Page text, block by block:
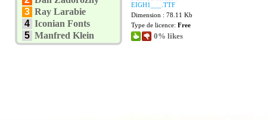
3 Ray Larabie
4 Iconian Fonts
5 Manfred Klein
EIGH1___.TTF
Dimension : 78.11 Kb
Type de licence: Free
0% likes